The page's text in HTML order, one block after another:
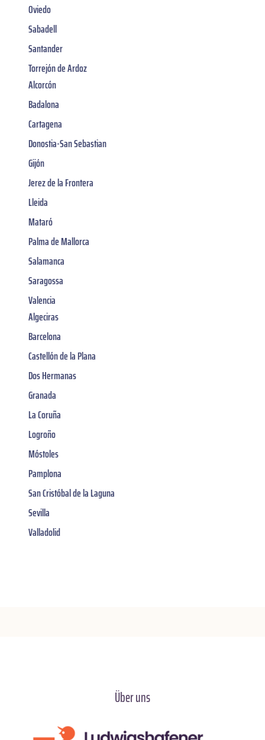
Oviedo
Sabadell
Santander
Torrejón de Ardoz
Alcorcón
Badalona
Cartagena
Donostia-San Sebastian
Gijón
Jerez de la Frontera
Lleida
Mataró
Palma de Mallorca
Salamanca
Saragossa
Valencia
Algeciras
Barcelona
Castellón de la Plana
Dos Hermanas
Granada
La Coruña
Logroño
Móstoles
Pamplona
San Cristóbal de la Laguna
Sevilla
Valladolid
Über uns